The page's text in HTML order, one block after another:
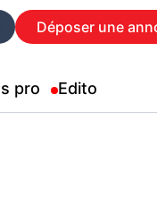
Déposer une
pro Edito